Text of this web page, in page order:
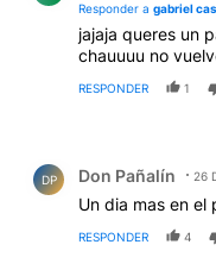
Responder a gabriel
jajaja queres un
chauuuu no
RESPONDER 1
DP Don Pañalín 26
Un dia mas en el
RESPONDER 4